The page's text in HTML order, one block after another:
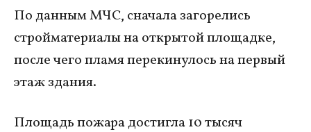
По данным МЧС, сначала загорелись
стройматериалы на открытой площадке,
после чего пламя перекинулось на первый
этаж здания.
Площадь пожара достигла 10 тысяч